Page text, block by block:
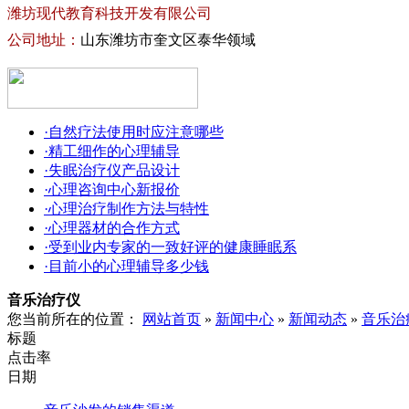
潍坊现代教育科技开发有限公司
公司地址： 山东潍坊市奎文区泰华领域
·自然疗法使用时应注意哪些
·精工细作的心理辅导
·失眠治疗仪产品设计
·心理咨询中心新报价
·心理治疗制作方法与特性
·心理器材的合作方式
·受到业内专家的一致好评的健康睡眠系
·目前小的心理辅导多少钱
音乐治疗仪
您当前所在的位置：
网站首页 » 新闻中心 » 新闻动态 » 音乐治
标题
点击率
日期